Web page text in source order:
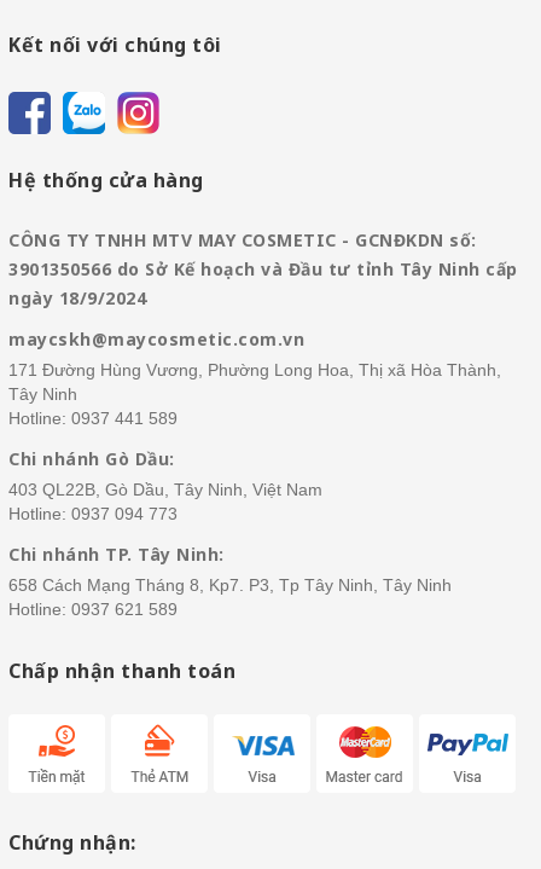
Kết nối với chúng tôi
Hệ thống cửa hàng
CÔNG TY TNHH MTV MAY COSMETIC - GCNĐKDN số:
3901350566 do Sở Kế hoạch và Đầu tư tỉnh Tây Ninh cấp
ngày 18/9/2024
maycskh@maycosmetic.com.vn
171 Đường Hùng Vương, Phường Long Hoa, Thị xã Hòa Thành,
Tây Ninh
Hotline: 0937 441 589
Chi nhánh Gò Dầu:
403 QL22B, Gò Dầu, Tây Ninh, Việt Nam
Hotline: 0937 094 773
Chi nhánh TP. Tây Ninh:
658 Cách Mạng Tháng 8, Kp7. P3, Tp Tây Ninh, Tây Ninh
Hotline: 0937 621 589
Chấp nhận thanh toán
Chứng nhận: